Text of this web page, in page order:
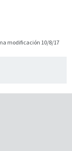
modificación 10/8/17